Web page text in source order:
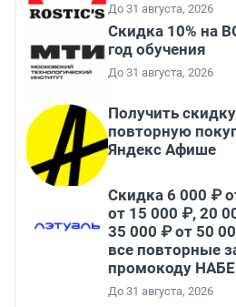
До 31 августа, 2026
Скидка 10% на
год обучения
До 31 августа, 2026
Получить
повторную
Яндекс Афише
Скидка 6 000 ₽
от 15 000 ₽, 20
35 000 ₽ от 50
все повторные
промокоду
До 31 августа, 2026